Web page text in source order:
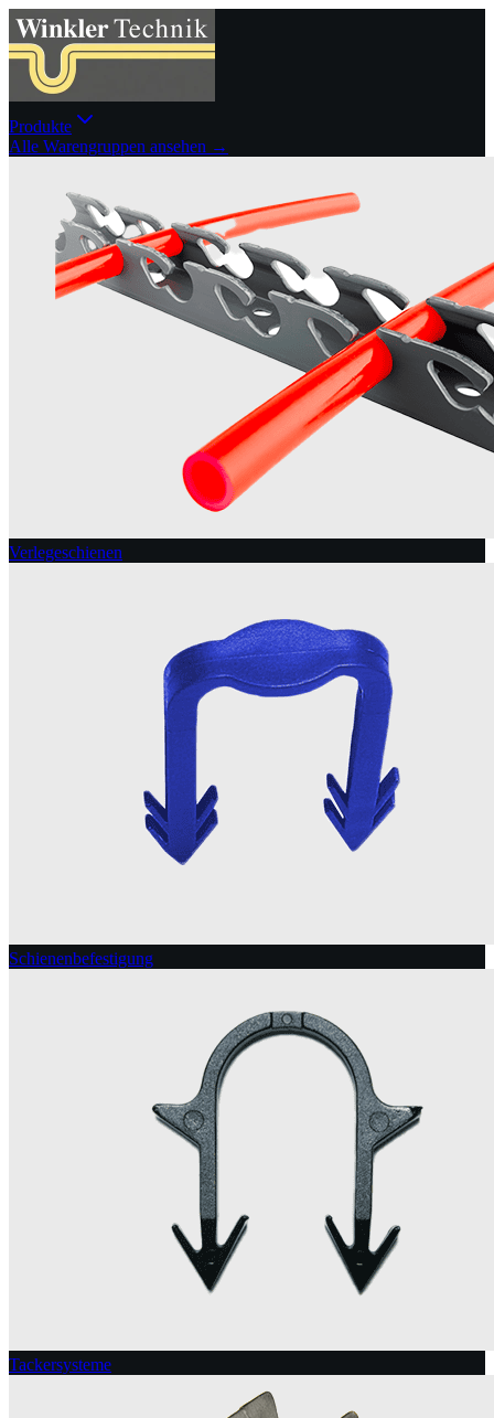
Produkte
Alle Warengruppen ansehen →
Verlegeschienen
Schienenbefestigung
Tackersysteme